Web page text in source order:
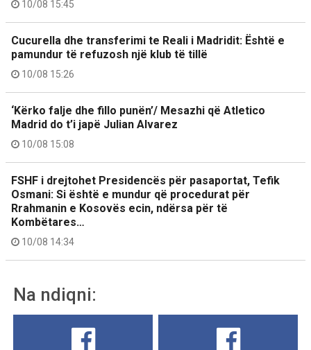
10/08 15:45
Cucurella dhe transferimi te Reali i Madridit: Është e
pamundur të refuzosh një klub të tillë
10/08 15:26
‘Kërko falje dhe fillo punën’/ Mesazhi që Atletico
Madrid do t’i japë Julian Alvarez
10/08 15:08
FSHF i drejtohet Presidencës për pasaportat, Tefik
Osmani: Si është e mundur që procedurat për
Rrahmanin e Kosovës ecin, ndërsa për të
Kombëtares…
10/08 14:34
Na ndiqni: